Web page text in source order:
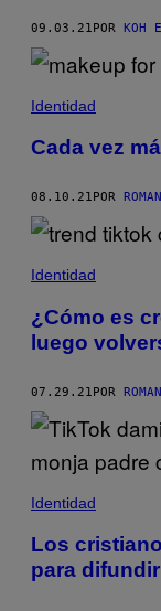
09.03.21 POR KOH
Identidad
Cada vez
08.10.21 POR
Identidad
¿Cómo es
luego
07.29.21 POR
Identidad
Los
para